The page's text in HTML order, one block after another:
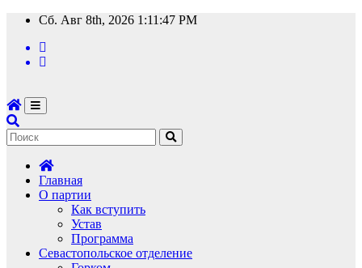
Перейти
содержимому
Сб. Авг 8th, 2026 1:11:48 PM
Главная
О партии
Как вступить
Устав
Программа
Севастопольское отделение